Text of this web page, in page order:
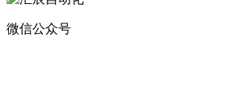
微信公众号